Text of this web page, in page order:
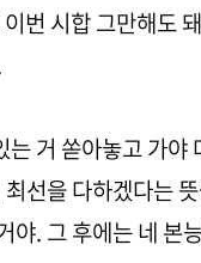
번 시합 그만해도
거 쏟아놓고 가야
선을 다하겠다는
야. 그 후에는 네 본